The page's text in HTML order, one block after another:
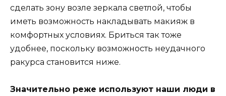
сделать зону возле зеркала светлой, чтобы
иметь возможность накладывать макияж в
комфортных условиях. Бриться так тоже
удобнее, поскольку возможность неудачного
ракурса становится ниже.
Значительно реже используют наши люди в